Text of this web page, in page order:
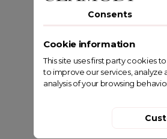
Consents
Cookie information
This site uses first party cookies
to improve our services,
analysis of your browsing